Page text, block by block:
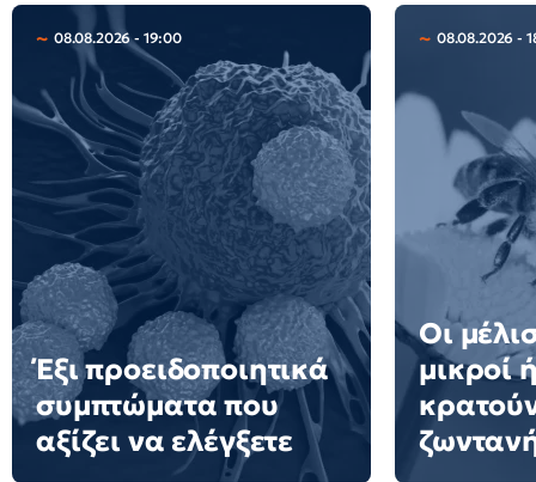
08.08.2026 - 19:00
Έξι προειδοποιητικά
συμπτώματα που
αξίζει να ελέγξετε
08.08.2026 -
Οι
μικροί